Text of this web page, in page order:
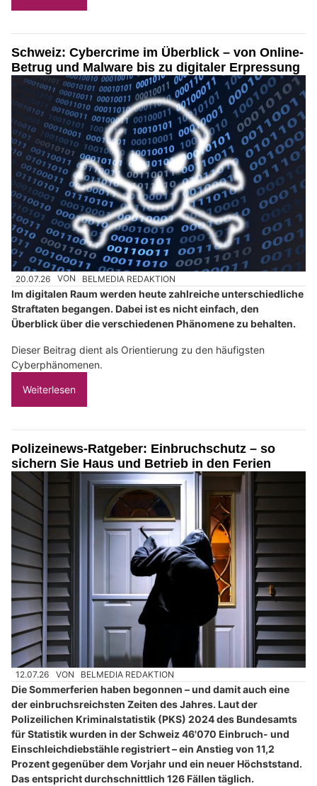
Schweiz: Cybercrime im Überblick – von Online-
Betrug und Malware bis zu digitaler Erpressung
20.07.26 VON BELMEDIA REDAKTION
Im digitalen Raum werden heute zahlreiche unterschiedliche
Straftaten begangen. Dabei ist es nicht einfach, den
Überblick über die verschiedenen Phänomene zu behalten.
Dieser Beitrag dient als Orientierung zu den häufigsten
Cyberphänomenen.
Weiterlesen
Polizeinews-Ratgeber: Einbruchschutz – so
sichern Sie Haus und Betrieb in den Ferien
12.07.26 VON BELMEDIA REDAKTION
Die Sommerferien haben begonnen – und damit auch eine
der einbruchsreichsten Zeiten des Jahres. Laut der
Polizeilichen Kriminalstatistik (PKS) 2024 des Bundesamts
für Statistik wurden in der Schweiz 46'070 Einbruch- und
Einschleichdiebstähle registriert – ein Anstieg von 11,2
Prozent gegenüber dem Vorjahr und ein neuer Höchststand.
Das entspricht durchschnittlich 126 Fällen täglich.